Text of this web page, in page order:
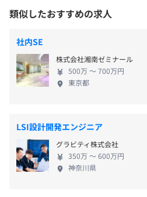
・故障管理システム
■金融系
・顧客管理システム
・カードローン与信調査システム
業種：製造業・流通業・鉄鋼業
・生産管理システム
・固定資産管理システム
・原価管理システム
賞与：年2回
無期雇用
経験できます。 東北地域屈指のソフトウェアプロフ
ェッショナル集団に向けて、
プしたり、研修制度を充実さ
を推進中です。地元の未来を
アップ &キャリアアップを実
ニアをお待ちしております！
類似したおすすめの求人
社内SE
株式会社湘南ゼミナール
500万 〜 700万円
東京都
LSI設計開発エンジニア
グラビティ株式会社
350万 〜 600万円
神奈川県